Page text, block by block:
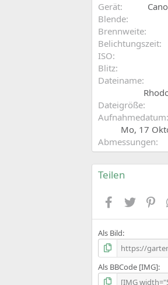
Gerät
Blende
Brennweite
Belichtungszeit
ISO
Blitz
Dateiname
Dateigröße
Aufnahmedatum
Mo, 17
Abmessungen
Teilen
Facebook
Als Bild
Als BBCode [IMG]